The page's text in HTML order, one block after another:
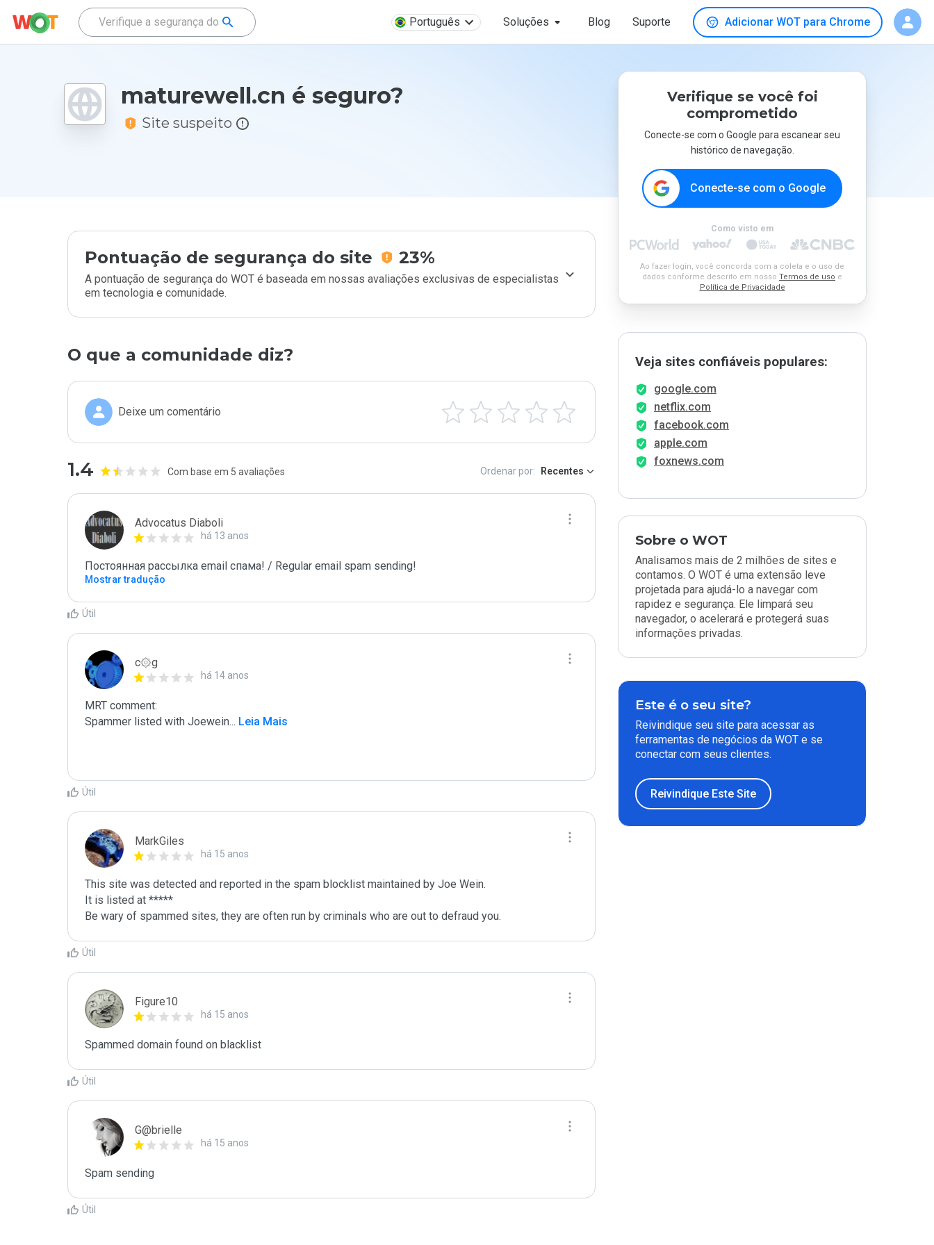
Português Soluções Blog Suporte Adicionar WOT para Chrome
maturewell.cn é seguro?
Site suspeito
Pontuação de segurança do site 23%
A pontuação de segurança do WOT é baseada em nossas avaliações exclusivas de especialistas
em tecnologia e comunidade.
O que a comunidade diz?
Deixe um comentário
1.4 Com base em 5 avaliações Ordenar por: Recentes
Advocatus Diaboli
há 13 anos
Постоянная рассылка email спама! / Regular email spam sending!
Mostrar tradução
Útil
c۞g
há 14 anos
MRT comment:
Spammer listed with Joewein ... Leia Mais
Útil
MarkGiles
há 15 anos
This site was detected and reported in the spam blocklist maintained by Joe Wein.
It is listed at *****
Be wary of spammed sites, they are often run by criminals who are out to defraud you.
Útil
Figure10
há 15 anos
Spammed domain found on blacklist
Útil
G@brielle
há 15 anos
Spam sending
Útil
Verifique se você foi
comprometido
Conecte-se com o Google para escanear seu
histórico de navegação.
Conecte-se com o Google
Como visto em
Ao fazer login, você concorda com a coleta e o uso de
dados conforme descrito em nosso Termos de uso e
Política de Privacidade
Veja sites confiáveis populares:
google.com
netflix.com
facebook.com
apple.com
foxnews.com
Sobre o WOT
Analisamos mais de 2 milhões de sites e
contamos. O WOT é uma extensão leve
projetada para ajudá-lo a navegar com
rapidez e segurança. Ele limpará seu
navegador, o acelerará e protegerá suas
informações privadas.
Este é o seu site?
Reivindique seu site para acessar as
ferramentas de negócios da WOT e se
conectar com seus clientes.
Reivindique Este Site